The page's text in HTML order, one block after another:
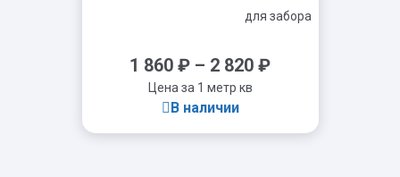
для забора
1 860 ₽ – 2 820 ₽
Цена за 1 метр кв
В наличии